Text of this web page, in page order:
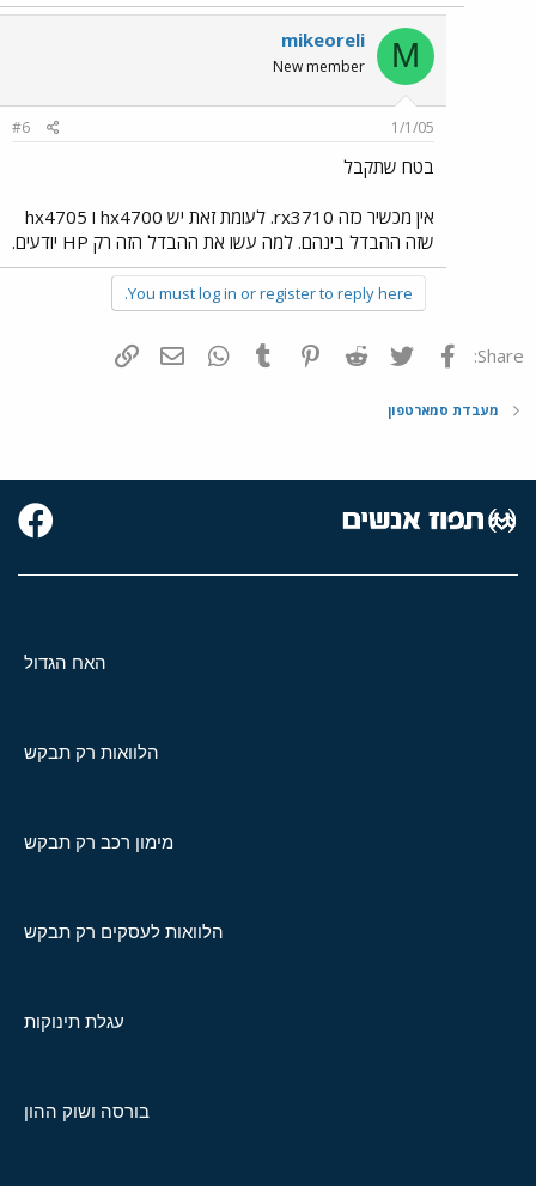
M
mikeoreli
New member
1/1/05
#6
בטח שתקבל
אין מכשיר כזה rx3710. לעומת זאת יש hx4700 ו hx4705
שזה ההבדל בינהם. למה עשו את ההבדל הזה רק HP יודעים.
You must log in or register to reply here.
Share: פייסבוק Twitter
Reddit
Pinterest
Tumblr
WhatsAppדואר אלקטרוני
מעבדת סמארטפון
האח הגדול
הלוואות רק תבקש
מימון רכב רק תבקש
הלוואות לעסקים רק תבקש
עגלת תינוקות
בורסה ושוק ההון